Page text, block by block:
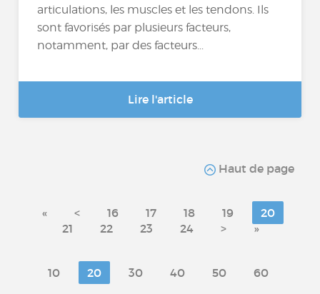
articulations, les muscles et les tendons. Ils
sont favorisés par plusieurs facteurs,
notamment, par des facteurs...
Lire l'article
Haut de page
« < 16 17 18 19
20
21
22 23 24 > »
10 20 30 40 50 60